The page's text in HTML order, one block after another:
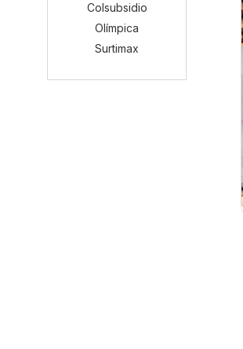
Colsubsidio
Olímpica
Surtimax